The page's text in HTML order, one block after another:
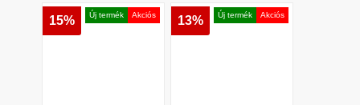
Akciós
Új termék
15% Akciós
Új termék
13%